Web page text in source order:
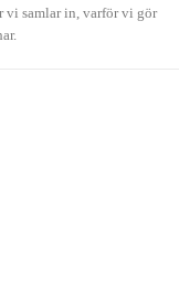
samlar in, varför vi gör